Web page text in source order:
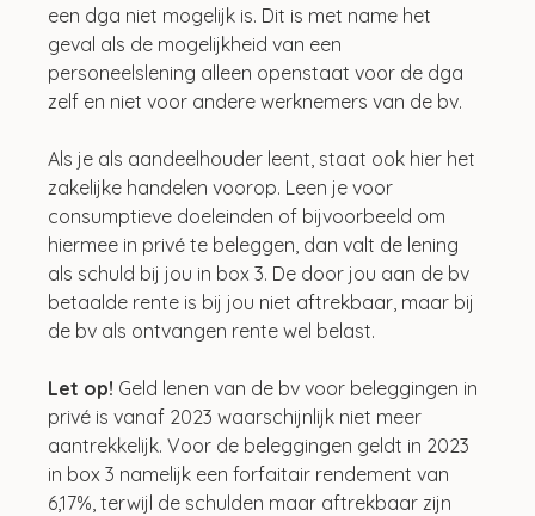
een dga niet mogelijk is. Dit is met name het
geval als de mogelijkheid van een
personeelslening alleen openstaat voor de dga
zelf en niet voor andere werknemers van de bv.
Als je als aandeelhouder leent, staat ook hier het
zakelijke handelen voorop. Leen je voor
consumptieve doeleinden of bijvoorbeeld om
hiermee in privé te beleggen, dan valt de lening
als schuld bij jou in box 3. De door jou aan de bv
betaalde rente is bij jou niet aftrekbaar, maar bij
de bv als ontvangen rente wel belast.
Let op! Geld lenen van de bv voor beleggingen in
privé is vanaf 2023 waarschijnlijk niet meer
aantrekkelijk. Voor de beleggingen geldt in 2023
in box 3 namelijk een forfaitair rendement van
6,17%, terwijl de schulden maar aftrekbaar zijn